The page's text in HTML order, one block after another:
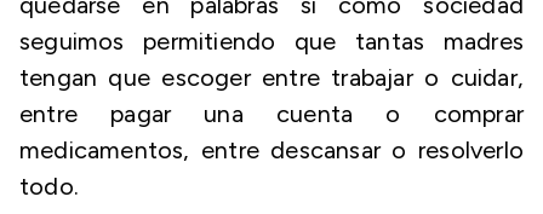
seguimos permitiendo que tantas madres
tengan que escoger entre trabajar o cuidar,
entre pagar una cuenta o comprar
medicamentos, entre descansar o resolverlo
todo.